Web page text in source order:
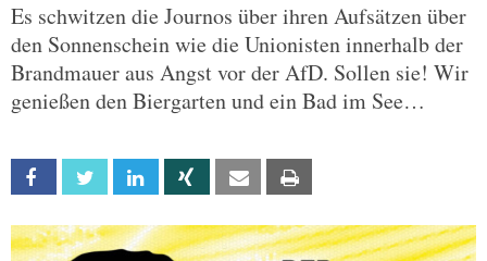
Es schwitzen die Journos über ihren Aufsätzen über
den Sonnenschein wie die Unionisten innerhalb der
Brandmauer aus Angst vor der AfD. Sollen sie! Wir
genießen den Biergarten und ein Bad im See…
Facebook Twitter Linkedin Xing Email